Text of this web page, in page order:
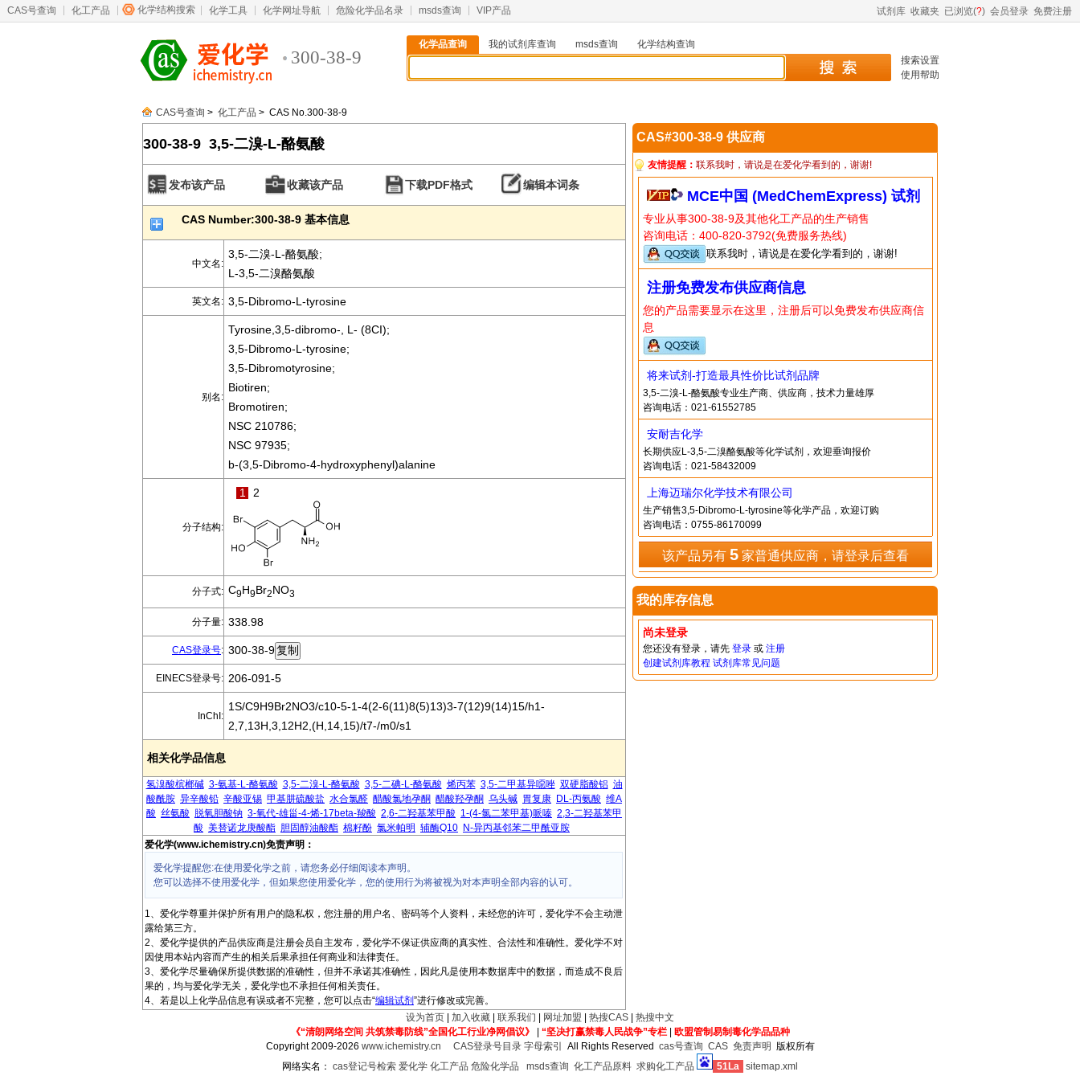
CAS号查询 化工产品 化学结构搜索 化学工具 化学网址导航 危险化学品名录 msds查询 VIP产品 试剂库 收藏夹 已浏览(?) 会员登录 免费注册
300-38-9
化学品查询 我的试剂库查询 msds查询
化学结构查询
搜索设置
使用帮助
CAS号查询 > 化工产品 > CAS No.300-38-9
300-38-9 3,5-二溴-L-酪氨酸
发布该产品 收藏该产品 下载PDF格式 编辑本词条
CAS Number:300-38-9 基本信息
中文名:
3,5-二溴-L-酪氨酸;
L-3,5-二溴酪氨酸
英文名: 3,5-Dibromo-L-tyrosine
别名:
Tyrosine,3,5-dibromo-, L- (8CI);
3,5-Dibromo-L-tyrosine;
3,5-Dibromotyrosine;
Biotiren;
Bromotiren;
NSC 210786;
NSC 97935;
b-(3,5-Dibromo-4-hydroxyphenyl)alanine
分子结构:
1 2
分子式: C9H9Br2NO3
分子量: 338.98
CAS登录号: 300-38-9
EINECS登录号: 206-091-5
InChI:
1S/C9H9Br2NO3/c10-5-1-4(2-6(11)8(5)13)3-7(12)9(14)15/h1-
2,7,13H,3,12H2,(H,14,15)/t7-/m0/s1
相关化学品信息
氢溴酸槟榔碱 3-氨基-L-酪氨酸 3,5-二溴-L-酪氨酸 3,5-二碘-L-酪氨酸 烯丙苯 3,5-二甲基异噁唑 双硬脂酸铝 油
酸酰胺 异辛酸铅 辛酸亚锡 甲基肼硫酸盐 水合氯醛 醋酸氯地孕酮 醋酸羟孕酮 乌头碱 胃复康 DL-丙氨酸 维A
酸 丝氨酸 脱氧胆酸钠 3-氧代-雄甾-4-烯-17beta-羧酸 2,6-二羟基苯甲酸 1-(4-氯二苯甲基)哌嗪 2,3-二羟基苯甲
酸 美替诺龙庚酸酯 胆固醇油酸酯 棉籽酚 氯米帕明 辅酶Q10 N-异丙基邻苯二甲酰亚胺
爱化学(www.ichemistry.cn)免责声明：
爱化学提醒您:在使用爱化学之前，请您务必仔细阅读本声明。
您可以选择不使用爱化学，但如果您使用爱化学，您的使用行为将被视为对本声明全部内容的认可。
1、爱化学尊重并保护所有用户的隐私权，您注册的用户名、密码等个人资料，未经您的许可，爱化学不会主动泄
露给第三方。
2、爱化学提供的产品供应商是注册会员自主发布，爱化学不保证供应商的真实性、合法性和准确性。爱化学不对
因使用本站内容而产生的相关后果承担任何商业和法律责任。
3、爱化学尽量确保所提供数据的准确性，但并不承诺其准确性，因此凡是使用本数据库中的数据，而造成不良后
果的，均与爱化学无关，爱化学也不承担任何相关责任。
4、若是以上化学品信息有误或者不完整，您可以点击“编辑试剂 ”进行修改或完善。
CAS#300-38-9 供应商
友情提醒： 联系我时，请说是在爱化学看到的，谢谢!
MCE中国 (MedChemExpress) 试剂
专业从事300-38-9及其他化工产品的生产销售
咨询电话：400-820-3792(免费服务热线)
联系我时，请说是在爱化学看到的，谢谢!
注册免费发布供应商信息
您的产品需要显示在这里，注册后可以免费发布供应商信
息
将来试剂-打造最具性价比试剂品牌
3,5-二溴-L-酪氨酸专业生产商、供应商，技术力量雄厚
咨询电话：021-61552785
安耐吉化学
长期供应L-3,5-二溴酪氨酸等化学试剂，欢迎垂询报价
咨询电话：021-58432009
上海迈瑞尔化学技术有限公司
生产销售3,5-Dibromo-L-tyrosine等化学产品，欢迎订购
咨询电话：0755-86170099
该产品另有 5家普通供应商，请登录后查看
我的库存信息
尚未登录
您还没有登录，请先 登录或 注册
创建试剂库教程 试剂库常见问题
设为首页 加入收藏 联系我们 网址加盟 热搜CAS
热搜中文
《“清朗网络空间 共筑禁毒防线”全国化工行业净网倡议》
“坚决打赢禁毒人民战争”专栏|
欧盟管制易制毒化学品品种
Copyright 2009-2026 www.ichemistry.cn CAS登录号目录 字母索引 All Rights Reserved cas号查询 CAS 免责声明 版权所有
网络实名： cas登记号检索 爱化学 化工产品 危险化学品 msds查询 化工产品原料 求购化工产品 51La sitemap.xml